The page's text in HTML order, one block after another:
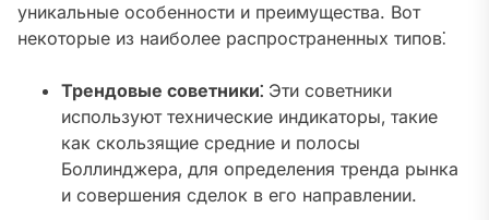
уникальные особенности и преимущества. Вот
некоторые из наиболее распространенных типов⁚
Трендовые советники⁚ Эти советники
используют технические индикаторы‚ такие
как скользящие средние и полосы
Боллинджера‚ для определения тренда рынка
и совершения сделок в его направлении.